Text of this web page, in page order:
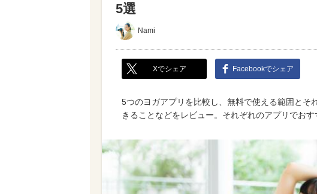
5選
Nami
Xでシェア Facebookでシェア
5つのヨガアプリを比較し、無料で使える範囲とそ
きることなどをレビュー。それぞれのアプリでおす